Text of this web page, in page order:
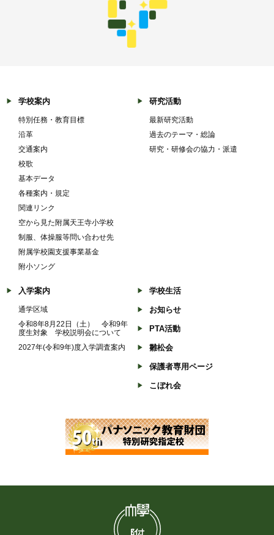
学校案内
特別任務・教育目標
沿革
交通案内
校歌
基本データ
各種案内・規定
関連リンク
空から見た附属天王寺小学校
制服、体操服等問い合わせ先
附属学校園支援事業基金
附小ソング
研究活動
最新研究活動
過去のテーマ・総論
研究・研修会の協力・派遣
入学案内
通学区域
令和8年8月22日（土） 令和9年
度生対象 学校説明会について
2027年(令和9年)度入学調査案内
学校生活
お知らせ
PTA活動
雛松会
保護者専用ページ
こぼれ会